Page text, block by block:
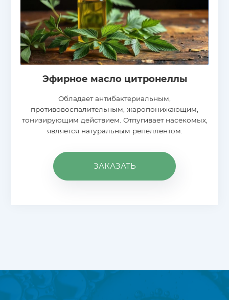
Эфирное масло цитронеллы
Обладает антибактериальным,
противовоспалительным, жаропонижающим,
тонизирующим действием. Отпугивает насекомых,
является натуральным репеллентом.
ЗАКАЗАТЬ